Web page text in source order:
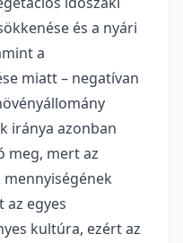
és a nyári
a
miatt – negatívan
iránya azonban
meg, mert az
az egyes
kultúra, ezért az